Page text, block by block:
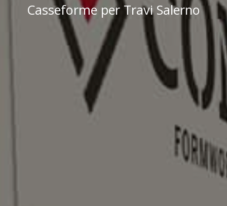
Casseforme per Travi Salerno